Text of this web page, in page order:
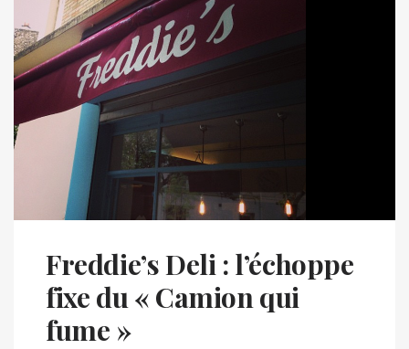
Freddie’s Deli : l’échoppe
fixe du « Camion qui
fume »